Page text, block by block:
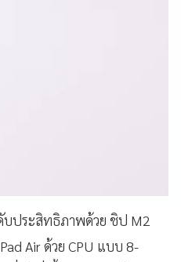
บประสิทธิภาพด้วย ชิป M2
Air ด้วย CPU แบบ 8-